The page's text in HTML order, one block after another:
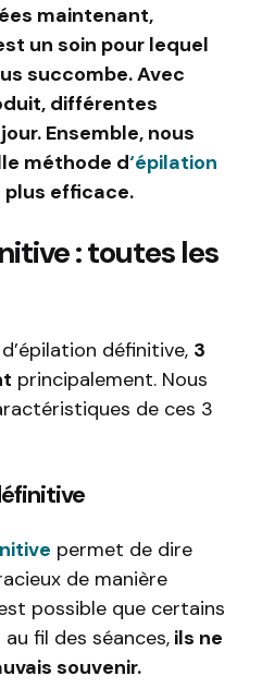
maintenant,
un soin pour lequel
succombe. Avec
différentes
Ensemble, nous
méthode d‘épilation
plus efficace.
: toutes les
définitive, 3
principalement. Nous
de ces 3
permet de dire
de manière
possible que certains
fil des séances, ils ne
souvenir.